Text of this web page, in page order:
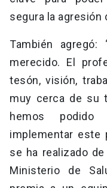
segura la agresión
También agregó:
merecido. El
tesón, visión,
muy cerca de su
hemos
implementar este
se ha realizado
Ministerio de